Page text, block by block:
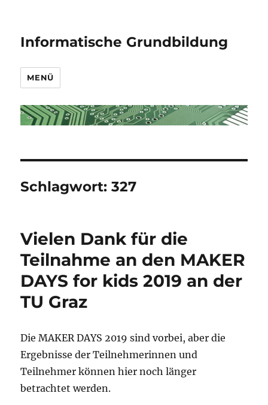
Informatische Grundbildung
MENÜ
Schlagwort:327
Vielen Dank für die
Teilnahme an den MAKER
DAYS for kids 2019 an der
TU Graz
Die MAKER DAYS 2019 sind vorbei, aber die
Ergebnisse der Teilnehmerinnen und
Teilnehmer können hier noch länger
betrachtet werden.